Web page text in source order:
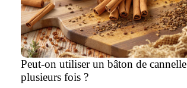
Peut-on utiliser un bâton de cannelle
plusieurs fois ?